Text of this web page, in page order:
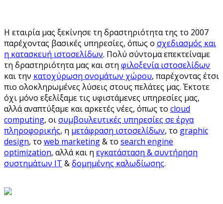
Η εταιρία μας ξεκίνησε τη δραστηριότητα της το 2007
παρέχοντας βασικές υπηρεσίες, όπως ο σχεδιασμός και
η κατασκευή ιστοσελίδων. Πολύ σύντομα επεκτείναμε
τη δραστηριότητα μας και στη φιλοξενία ιστοσελίδων
και την κατοχύρωση ονομάτων χώρου, παρέχοντας έτσι
πιο ολοκληρωμένες λύσεις στους πελάτες μας. Έκτοτε
όχι μόνο εξελίξαμε τις υφιστάμενες υπηρεσίες μας,
αλλά αναπτύξαμε και αρκετές νέες, όπως το cloud
computing, οισυμβουλευτικές υπηρεσίες σε έργα
πληροφορικής, η μετάφραση ιστοσελίδων, το graphic
design, το web marketing& το search engine
optimization, αλλά και η εγκατάσταση & συντήρηση
συστημάτων IT &δομημένης καλωδίωσης.